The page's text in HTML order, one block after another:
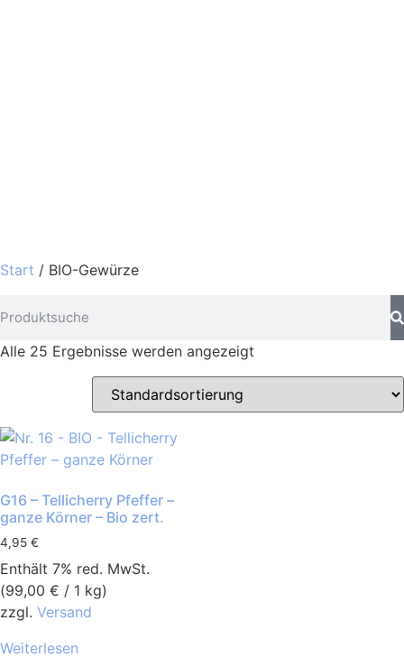
Start / BIO-Gewürze
Alle 25 Ergebnisse werden angezeigt
G16 – Tellicherry Pfeffer –
ganze Körner – Bio zert.
4,95 €
Enthält 7% red. MwSt.
(99,00 € / 1 kg)
zzgl. Versand
Weiterlesen